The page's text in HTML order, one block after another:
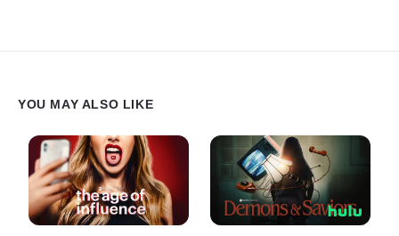
YOU MAY ALSO LIKE